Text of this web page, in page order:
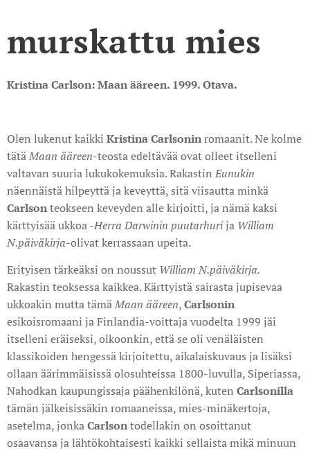
murskattu mies
Kristina Carlson: Maan ääreen. 1999. Otava.
Olen lukenut kaikki Kristina Carlsoninromaanit. Ne kolme
tätäMaan ääreen-teosta edeltävää ovat olleet itselleni
valtavan suuria lukukokemuksia. Rakastin Eunukin
näennäistä hilpeyttä ja keveyttä, sitä viisautta minkä
Carlsonteokseen keveyden alle kirjoitti, ja nämä kaksi
kärttyisää ukkoa -Herra Darwinin puutarhurija William
N.päiväkirja-olivat kerrassaan upeita.
Erityisen tärkeäksi on noussut William N.päiväkirja.
Rakastin teoksessa kaikkea. Kärttyistä sairasta jupisevaa
ukkoakin mutta tämäMaan ääreen,Carlsonin
esikoisromaani ja Finlandia-voittaja vuodelta 1999 jäi
itselleni eräiseksi, olkoonkin, että se oli venäläisten
klassikoiden hengessä kirjoitettu, aikalaiskuvaus ja lisäksi
ollaan äärimmäisissä olosuhteissa 1800-luvulla, Siperiassa,
Nahodkan kaupungissaja päähenkilönä, kuten Carlsonilla
tämän jälkeisissäkin romaaneissa, mies-minäkertoja,
asetelma, jonkaCarlsontodellakin on osoittanut
osaavansa ja lähtökohtaisesti kaikki sellaista mikä minuun